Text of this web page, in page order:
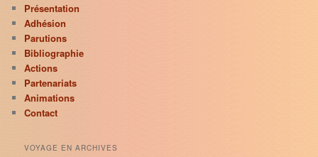
Présentation
Adhésion
Parutions
Bibliographie
Actions
Partenariats
Animations
Contact
VOYAGE EN ARCHIVES